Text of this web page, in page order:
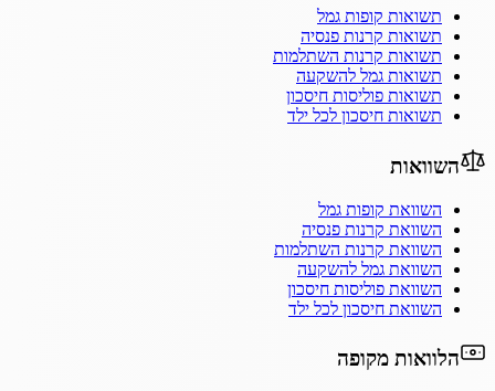
תשואות קופות גמל
תשואות קרנות פנסיה
תשואות קרנות השתלמות
תשואות גמל להשקעה
תשואות פוליסות חיסכון
תשואות חיסכון לכל ילד
השוואות
השוואת קופות גמל
השוואת קרנות פנסיה
השוואת קרנות השתלמות
השוואת גמל להשקעה
השוואת פוליסות חיסכון
השוואת חיסכון לכל ילד
הלוואות מקופה